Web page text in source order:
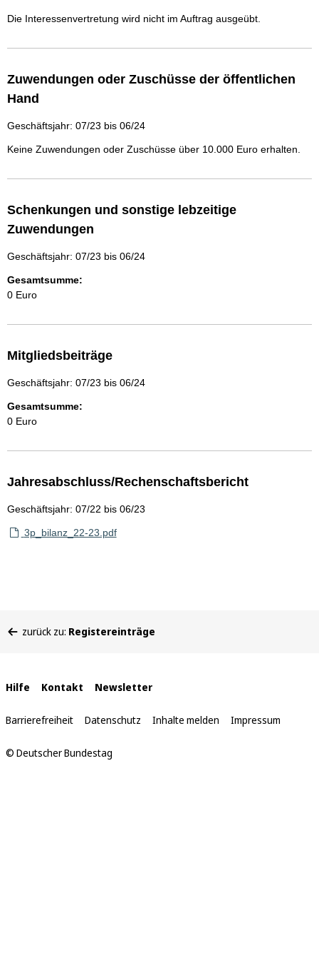
Die Interessenvertretung wird nicht im Auftrag ausgeübt.
Zuwendungen oder Zuschüsse der öffentlichen
Hand
Geschäftsjahr: 07/23 bis 06/24
Keine Zuwendungen oder Zuschüsse über 10.000 Euro erhalten.
Schenkungen und sonstige lebzeitige
Zuwendungen
Geschäftsjahr: 07/23 bis 06/24
Gesamtsumme:
0 Euro
Mitgliedsbeiträge
Geschäftsjahr: 07/23 bis 06/24
Gesamtsumme:
0 Euro
Jahresabschluss/Rechenschaftsbericht
Geschäftsjahr: 07/22 bis 06/23
3p_bilanz_22-23.pdf
befinden
zurück zu: Registereinträge
Interne
Links
Hilfe Kontakt Newsletter
Barrierefreiheit Datenschutz Inhalte melden Impressum
© Deutscher Bundestag